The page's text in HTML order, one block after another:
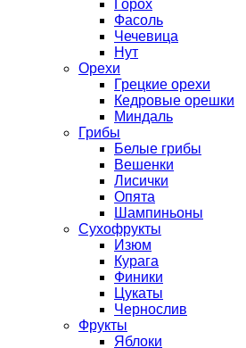
Горох
Фасоль
Чечевица
Нут
Орехи
Грецкие орехи
Кедровые орешки
Миндаль
Грибы
Белые грибы
Вешенки
Лисички
Опята
Шампиньоны
Сухофрукты
Изюм
Курага
Финики
Цукаты
Чернослив
Фрукты
Яблоки